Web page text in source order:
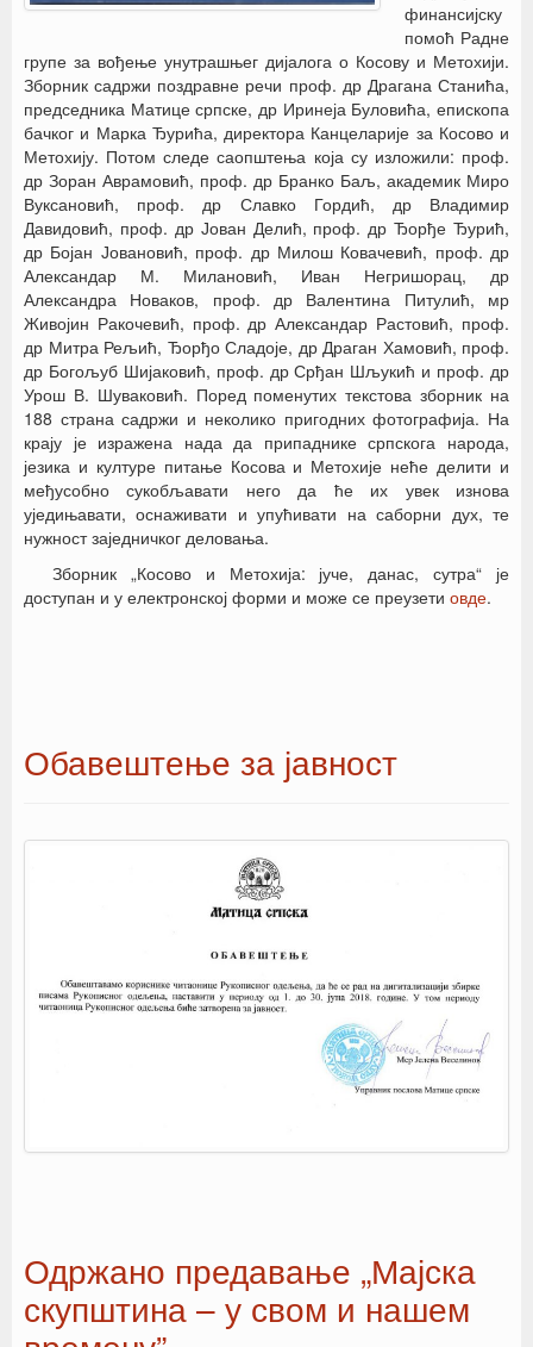
финансијску
помоћ Радне
групе за вођење унутрашњег дијалога о Косову и Метохији.
Зборник садржи поздравне речи проф. др Драгана Станића,
председника Матице српске, др Иринеја Буловића, епископа
бачког и Марка Ђурића, директора Канцеларије за Косово и
Метохију. Потом следе саопштења која су изложили: проф.
др Зоран Аврамовић, проф. др Бранко Баљ, академик Миро
Вуксановић, проф. др Славко Гордић, др Владимир
Давидовић, проф. др Јован Делић, проф. др Ђорђе Ђурић,
др Бојан Јовановић, проф. др Милош Ковачевић, проф. др
Александар М. Милановић, Иван Негришорац, др
Александра Новаков, проф. др Валентина Питулић, мр
Живојин Ракочевић, проф. др Александар Растовић, проф.
др Митра Рељић, Ђорђо Сладоје, др Драган Хамовић, проф.
др Богољуб Шијаковић, проф. др Срђан Шљукић и проф. др
Урош В. Шуваковић. Поред поменутих текстова зборник на
188 страна садржи и неколико пригодних фотографија. На
крају је изражена нада да припаднике српскога народа,
језика и културе питање Косова и Метохије неће делити и
међусобно сукобљавати него да ће их увек изнова
уједињавати, оснаживати и упућивати на саборни дух, те
нужност заједничког деловања.
Зборник „Косово и Метохија: јуче, данас, сутра“ је
доступан и у електронској форми и може се преузети овде.
Обавештење за јавност
Одржано предавање „Мајска
скупштина – у свом и нашем